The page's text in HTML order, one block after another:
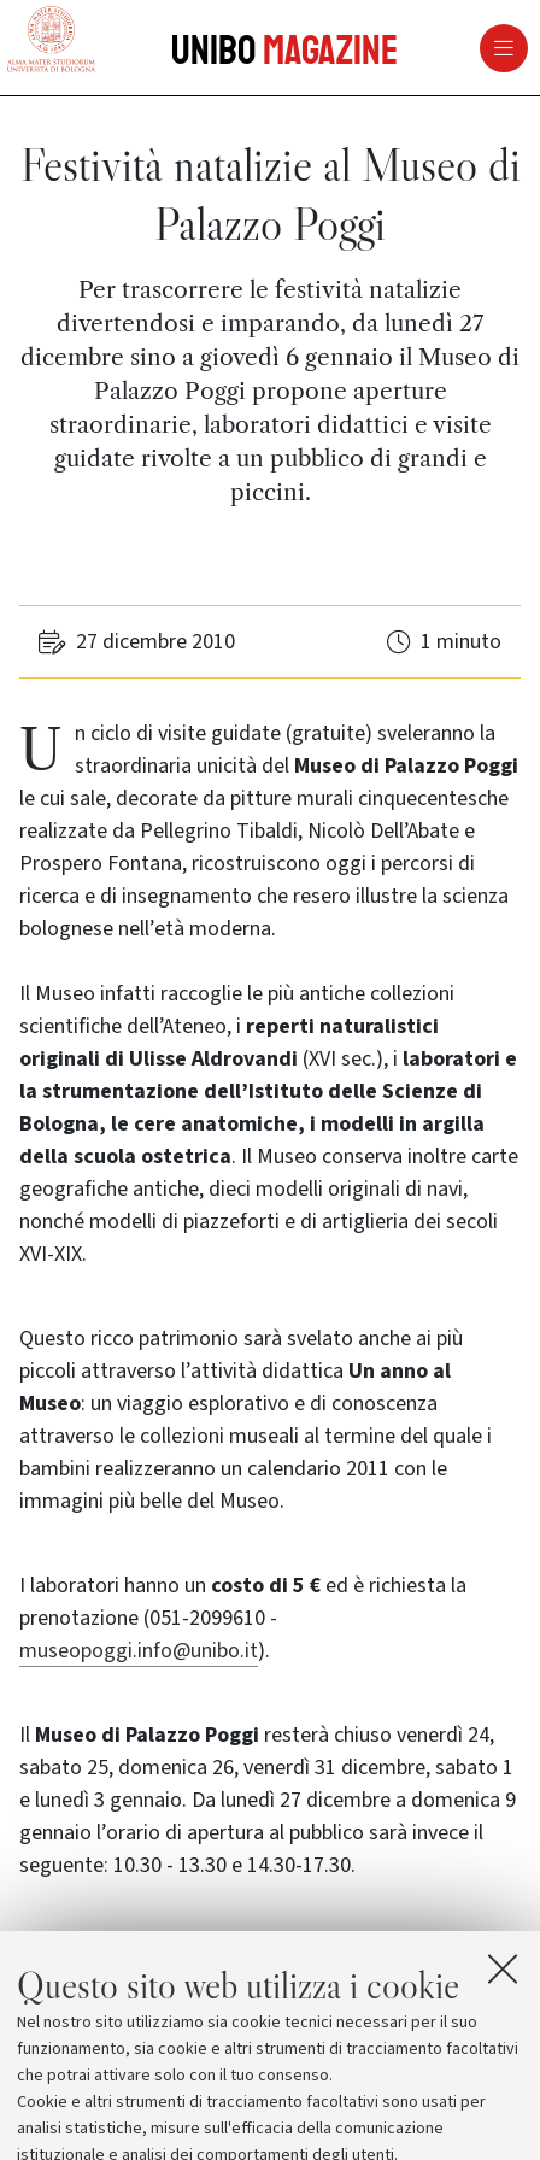
Questo sito web utilizza i cookie
Nel nostro sito utilizziamo sia cookie tecnici necessari per il suo
funzionamento, sia cookie e altri strumenti di tracciamento facoltativi
che potrai attivare solo con il tuo consenso.
Cookie e altri strumenti di tracciamento facoltativi sono usati per
analisi statistiche, misure sull'efficacia della comunicazione
istituzionale e analisi dei comportamenti degli utenti.
vai al contenuto della pagina
UniboMagazine
Festività natalizie al Museo di
Palazzo Poggi
Per trascorrere le festività natalizie
divertendosi e imparando, da lunedì 27
dicembre sino a giovedì 6 gennaio il Museo di
Palazzo Poggi propone aperture
straordinarie, laboratori didattici e visite
guidate rivolte a un pubblico di grandi e
piccini.
27 dicembre 2010 1 minuto
Un ciclo di visite guidate (gratuite) sveleranno la straordinaria unicità del Museo di Palazzo Poggi
le cui sale, decorate da pitture murali cinquecentesche
realizzate da Pellegrino Tibaldi, Nicolò Dell’Abate e
Prospero Fontana, ricostruiscono oggi i percorsi di
ricerca e di insegnamento che resero illustre la scienza
bolognese nell’età moderna.
Il Museo infatti raccoglie le più antiche collezioni
scientifiche dell’Ateneo, i reperti naturalistici
originali di Ulisse Aldrovandi (XVI sec.), i laboratori e
la strumentazione dell’Istituto delle Scienze di
Bologna, le cere anatomiche, i modelli in argilla
della scuola ostetrica. Il Museo conserva inoltre carte
geografiche antiche, dieci modelli originali di navi,
nonché modelli di piazzeforti e di artiglieria dei secoli
XVI-XIX.
Questo ricco patrimonio sarà svelato anche ai più
piccoli attraverso l’attività didattica Un anno al
Museo: un viaggio esplorativo e di conoscenza
attraverso le collezioni museali al termine del quale i
bambini realizzeranno un calendario 2011 con le
immagini più belle del Museo.
I laboratori hanno un costo di 5 € ed è richiesta la
prenotazione (051-2099610 -
museopoggi.info@unibo.it).
Il Museo di Palazzo Poggi resterà chiuso venerdì 24,
sabato 25, domenica 26, venerdì 31 dicembre, sabato 1
e lunedì 3 gennaio. Da lunedì 27 dicembre a domenica 9
gennaio l’orario di apertura al pubblico sarà invece il
seguente: 10.30 - 13.30 e 14.30-17.30.
Allegati
Calendario attività.pdf [336.4 KB]